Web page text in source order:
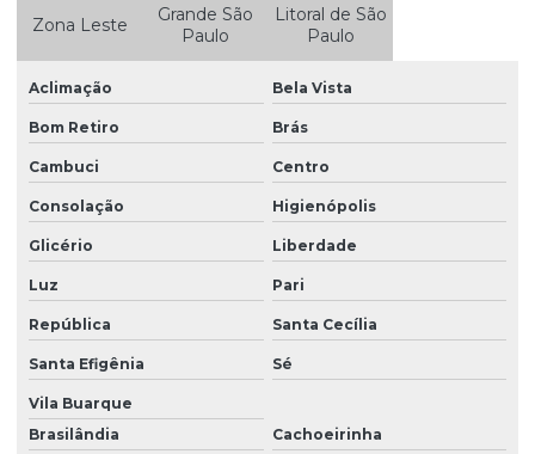
Controle de pragas urbanas roedores
Controle de pragas urbanas e vetores
Controle de pragas e vetores
Controle de pragas e vetores em hospitais
Controle de pragas e vetores na indústria de alimentos
Controle ratos condomínio
Controle de roedor
Controle de roedores em áreas urbanas
Controle de vetores pombos
Dedetização contra aranhas
Zona Leste
Grande São
Paulo
Litoral de São
Paulo
Aclimação Bela Vista
Bom Retiro Brás
Cambuci Centro
Consolação Higienópolis
Glicério Liberdade
Luz Pari
República Santa Cecília
Santa Efigênia Sé
Vila Buarque
Brasilândia
Cachoeirinha